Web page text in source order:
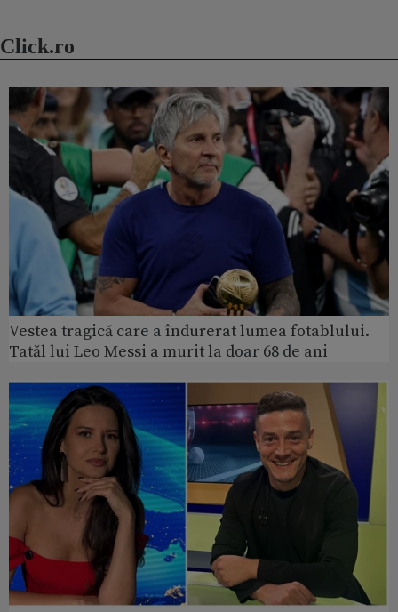
Click.ro
Vestea tragică care a îndurerat lumea fotablului.
Tatăl lui Leo Messi a murit la doar 68 de ani